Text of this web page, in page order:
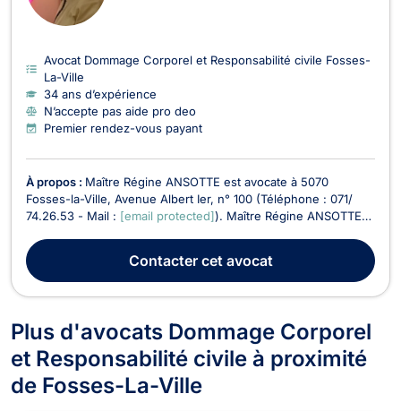
Avocat Dommage Corporel et Responsabilité civile Fosses-
La-Ville
34 ans d’expérience
N’accepte pas aide pro deo
Premier rendez-vous payant
À propos : Maître Régine ANSOTTE est avocate à 5070
Fosses-la-Ville, Avenue Albert Ier, n° 100 (Téléphone : 071/
74.26.53 - Mail : [email protected]). Maître Régine ANSOTTE
Successions, Droit du bail, Droit du roulage, Droit civil,
Récupération de créances. Maître Régine A...
Contactercet avocat
Plus d'avocats Dommage Corporel
et Responsabilité civile à proximité
de Fosses-La-Ville